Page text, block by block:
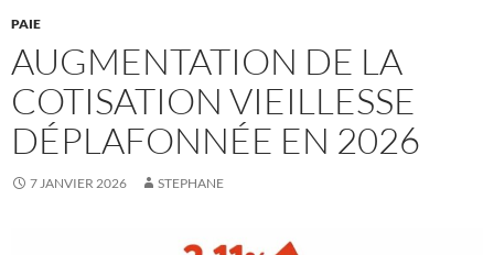
PAIE
AUGMENTATION DE LA
COTISATION VIEILLESSE
DÉPLAFONNÉE EN 2026
7 JANVIER 2026 STEPHANE